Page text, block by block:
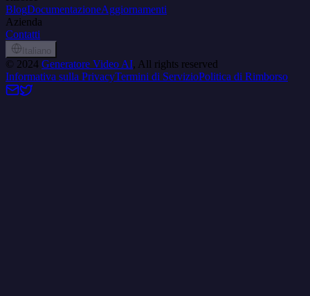
BlogDocumentazioneAggiornamenti
Azienda
Contatti
Italiano
© 2024 Generatore Video AI, All rights reserved
Informativa sulla PrivacyTermini di ServizioPolitica di Rimborso